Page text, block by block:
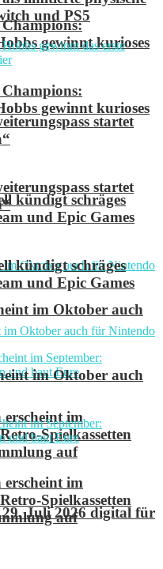
gewinnt kurioses
startet
kündigt schräges
und Epic Games
im Oktober auch
erscheint im
Spielkassetten
auf
Juli 2026 digital für
und PS5
gewinnt kurioses
startet
kündigt schräges
und Epic Games
im Oktober auch
erscheint im
Spielkassetten
auf